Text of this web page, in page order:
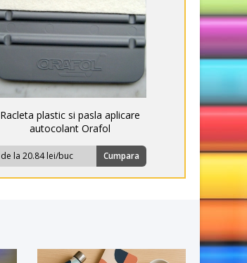
Racleta plastic si pasla aplicare
autocolant Orafol
de la 20.84 lei/buc Cumpara